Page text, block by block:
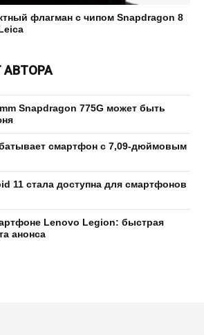
флагман с чипом Snapdragon 8
АВТОРА
Snapdragon 775G может быть
смартфон с 7,09-дюймовым
11 стала доступна для смартфонов
Lenovo Legion: быстрая
анонса